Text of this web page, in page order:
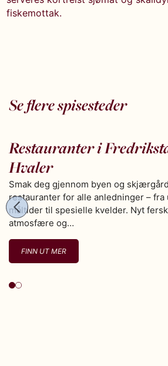
fiskemottak.
Se flere spisesteder
Restauranter i
Hvaler
Smak deg gjennom byen og
restauranter for alle anledninger – fra
måltider til spesielle kvelder. Nyt
atmosfære og…
FINN UT MER